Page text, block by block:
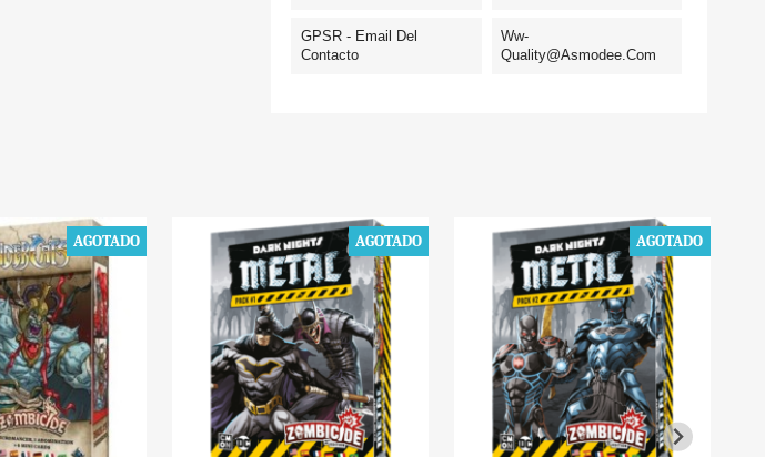
GPSR - Email Del
Contacto
Ww-
Quality@asmodee.com
AGOTADO AGOTADO AGOTADO